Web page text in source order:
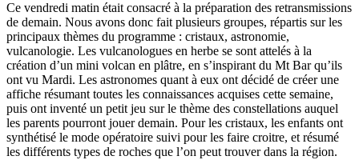
Ce vendredi matin était consacré à la préparation des retransmissions
de demain. Nous avons donc fait plusieurs groupes, répartis sur les
principaux thèmes du programme : cristaux, astronomie,
vulcanologie. Les vulcanologues en herbe se sont attelés à la
création d’un mini volcan en plâtre, en s’inspirant du Mt Bar qu’ils
ont vu Mardi. Les astronomes quant à eux ont décidé de créer une
affiche résumant toutes les connaissances acquises cette semaine,
puis ont inventé un petit jeu sur le thème des constellations auquel
les parents pourront jouer demain. Pour les cristaux, les enfants ont
synthétisé le mode opératoire suivi pour les faire croitre, et résumé
les différents types de roches que l’on peut trouver dans la région.